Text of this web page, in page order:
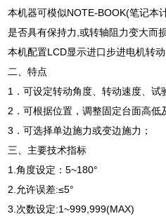
本机器可模似NOTE-BOOK(笔记本
是否具有保持力,或转轴阻力变大而
本机配置LCD显示进口步进电机转
二、特点
1．可设定转动角度、转动速度、试
2．可根据位置，调整固定台面高低
3．可选择单边施力或变边施力；
三、主要技术指标
1.角度设定：5~180°
2.允许误差:≤5°
3.次数设定:1~999,999(MAX)